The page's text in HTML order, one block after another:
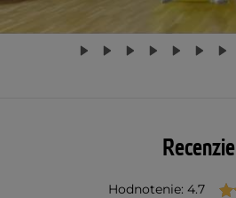
Recenzie
Hodnotenie: 4.7